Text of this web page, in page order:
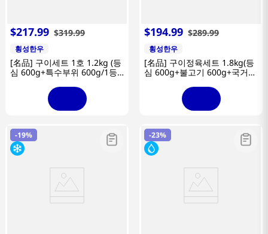
$217.99 $319.99
횡성한우
[名品] 구이세트 1호 1.2kg (등
심 600g+특수부위 600g/1등
급이상)
$194.99 $289.99
횡성한우
[名品] 구이정육세트 1.8kg(등
심 600g+불고기 600g+국거리
600g/1등급이상)
-19% -23%